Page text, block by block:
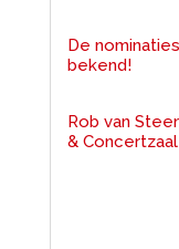
De
bekend!
Rob van
&